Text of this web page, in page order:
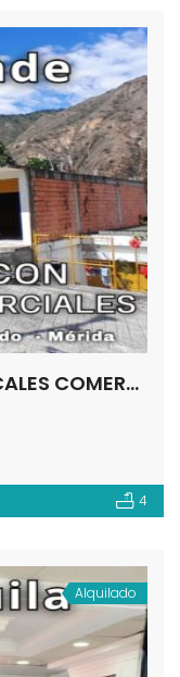
SE VENDE TERRENO CON LOCALES COMERCIALES SECTOR LOS HIGUERONES EJIDO – MÉRIDA
4
Alquilado